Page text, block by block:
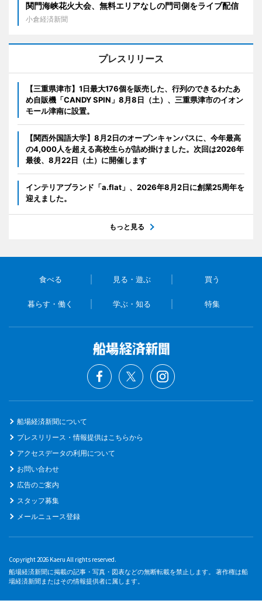
関門海峡花火大会、無料エリアなしの門司側をライブ配信
小倉経済新聞
プレスリリース
【三重県津市】1日最大176個を販売した、行列のできるわたあ
め自販機「CANDY SPIN」8月8日（土）、三重県津市のイオン
モール津南に設置。
【関西外国語大学】8月2日のオープンキャンパスに、今年最高
の4,000人を超える高校生らが詰め掛けました。次回は2026年
最後、8月22日（土）に開催します
インテリアブランド「a.flat」、2026年8月2日に創業25周年を
迎えました。
もっと見る
食べる 見る・遊ぶ 買う
暮らす・働く 学ぶ・知る 特集
船場経済新聞について
プレスリリース・情報提供はこちらから
アクセスデータの利用について
お問い合わせ
広告のご案内
スタッフ募集
メールニュース登録
Copyright 2026 Kaeru All rights reserved.
船場経済新聞に掲載の記事・写真・図表などの無断転載を禁止します。 著作権は船
場経済新聞またはその情報提供者に属します。